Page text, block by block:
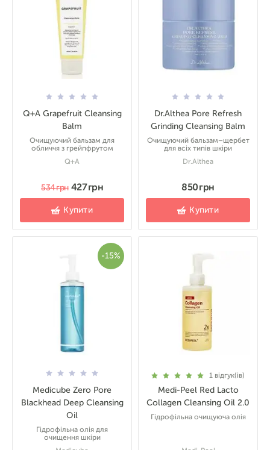
Q+A Grapefruit Cleansing
Balm
Очищуючий бальзам для
обличчя з грейпфрутом
Q+A
534 грн 427 грн
Купити
Dr.Althea Pore Refresh
Grinding Cleansing Balm
Очищуючий бальзам–щербет
для всіх типів шкіри
Dr.Althea
850 грн
Купити
-15%
Medicube Zero Pore
Blackhead Deep Cleansing
Oil
Гідрофільна олія для
очищення шкіри
1 відгук(ів)
Medi-Peel Red Lacto
Collagen Cleansing Oil 2.0
Гідрофільна очищуюча олія